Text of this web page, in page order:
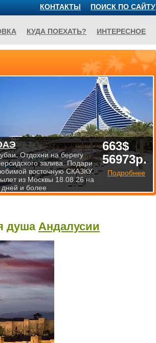
душа Андалусии
663$
56973р.
Подробнее
Отдохни на берегу
залива. Подари
восточную СКАЗКУ.
из Москвы 18.08.26 на
дней и более
ПОИСК ПО САЙТУ
КОНТАКТЫ
КУДА ПОЕХАТЬ? ИНТЕРЕСНОЕ